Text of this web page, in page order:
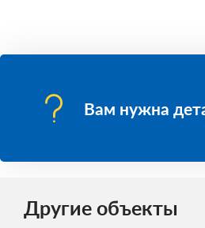
Вам нужна
Другие объекты